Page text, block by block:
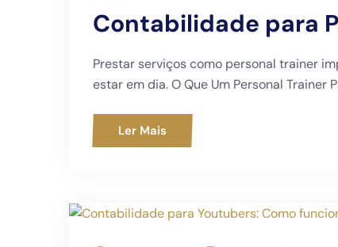
Contabilidade para
Prestar serviços como personal trainer
estar em dia. O Que Um Personal Trainer
Ler Mais